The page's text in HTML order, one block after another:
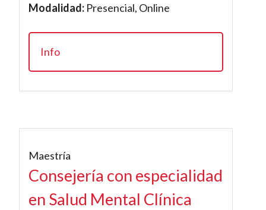
Modalidad: Presencial, Online
Info
Maestría
Consejería con especialidad
en Salud Mental Clínica